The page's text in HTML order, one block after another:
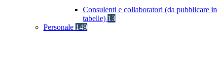
Consulenti e collaboratori (da pubblicare in
tabelle) 13
Personale 149